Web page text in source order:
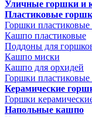
Уличные горшки и
Пластиковые
Горшки
Кашпо пластиковые
Поддоны для
Кашпо миски
Кашпо для орхидей
Горшки
Керамические
Горшки
Напольные кашпо